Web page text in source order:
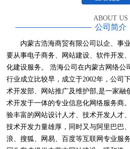
ABOUT US
公司简介
内蒙古浩海商贸有限公司以企、事
要从事电子商务、网站建设、软件开发
化建设服务。 浩海公司在内蒙古网络公
行业成立比较早，成立于2002年，公司
术开发部、网站推广及维护部,是一家融
术开发于一体的专业信息化网络服务商
验丰富的网站设计人才、技术开发人才
技术开发力量雄厚，同时又与阿里巴巴
浪、搜狐、网易、百度等互联网专业服